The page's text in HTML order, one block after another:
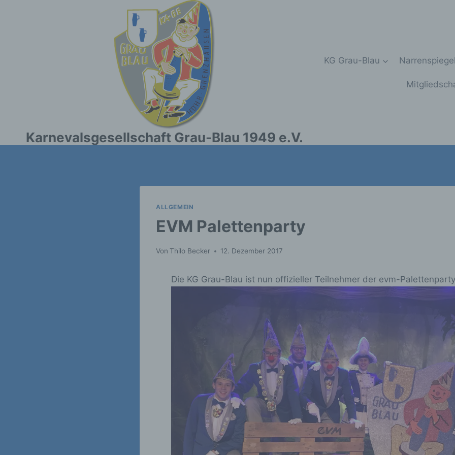
Karnevalsgesellschaft Grau-Blau 1949 e.V.
KG Grau-Blau
ALLGEMEIN
EVM Palettenparty
Von Thilo Becker 12. Dezember 2017
Die KG Grau-Blau ist nun offizieller Teilnehmer der evm-